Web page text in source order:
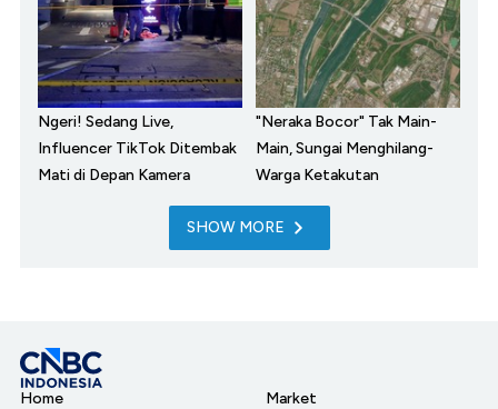
Ngeri! Sedang Live,
Influencer TikTok Ditembak
Mati di Depan Kamera
"Neraka Bocor" Tak Main-
Main, Sungai Menghilang-
Warga Ketakutan
SHOW MORE
Home
Market